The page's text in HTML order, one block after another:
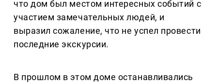
что дом был местом интересных событий с
участием замечательных людей, и
выразил сожаление, что не успел провести
последние экскурсии.
В прошлом в этом доме останавливались